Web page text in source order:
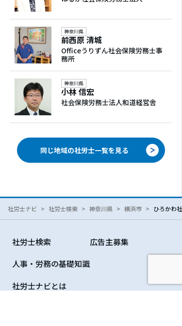
前西原 清城
神奈川県
Officeうりずん社会保険労務士事
務所
小林 信宏
神奈川県
社会保険労務士法人和道経営舎
同じ地域の社労士一覧を見る
社労士ナビ 社労士検索 神奈川県 横浜市 ひろかわ
社労士検索
人事・労務の基礎知識
社労士ナビとは
広告主募集